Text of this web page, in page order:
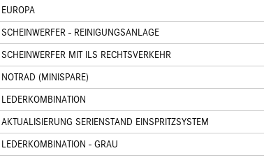
EUROPA
SCHEINWERFER - REINIGUNGSANLAGE
SCHEINWERFER MIT ILS RECHTSVERKEHR
NOTRAD (MINISPARE)
LEDERKOMBINATION
AKTUALISIERUNG SERIENSTAND EINSPRITZSYSTEM
LEDERKOMBINATION - GRAU